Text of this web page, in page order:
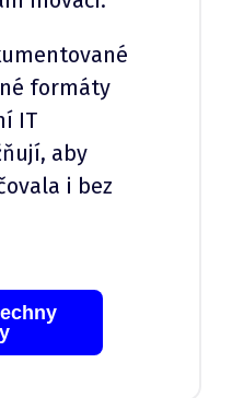
formáty
IT
aby
i bez